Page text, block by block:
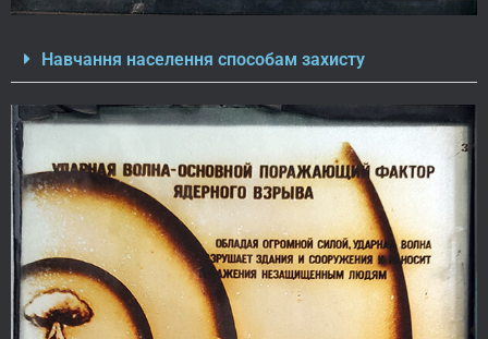
Навчання населення способам захисту